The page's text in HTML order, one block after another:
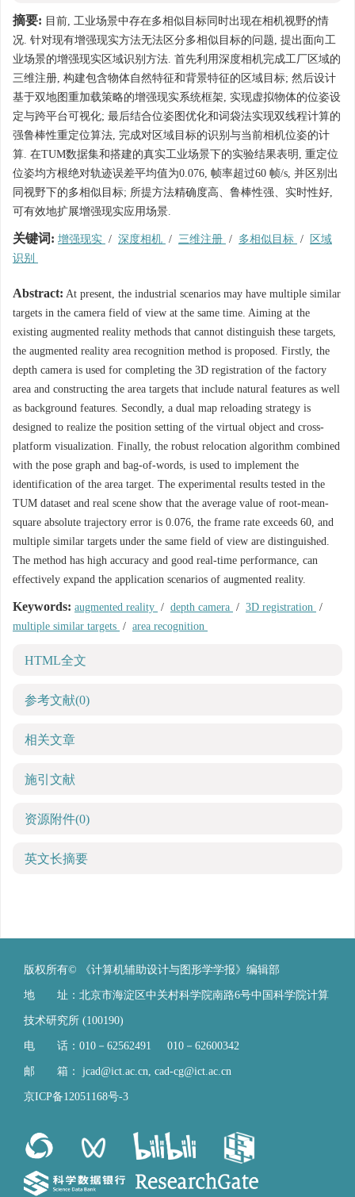
摘要: 目前, 工业场景中存在多相似目标同时出现在相机视野的情
况. 针对现有增强现实方法无法区分多相似目标的问题, 提出面向工
业场景的增强现实区域识别方法. 首先利用深度相机完成工厂区域的
三维注册, 构建包含物体自然特征和背景特征的区域目标; 然后设计
基于双地图重加载策略的增强现实系统框架, 实现虚拟物体的位姿设
定与跨平台可视化; 最后结合位姿图优化和词袋法实现双线程计算的
强鲁棒性重定位算法, 完成对区域目标的识别与当前相机位姿的计
算. 在TUM数据集和搭建的真实工业场景下的实验结果表明, 重定位
位姿均方根绝对轨迹误差平均值为0.076, 帧率超过60 帧/s, 并区别出
同视野下的多相似目标; 所提方法精确度高、鲁棒性强、实时性好,
可有效地扩展增强现实应用场景.
关键词: 增强现实 / 深度相机 / 三维注册 / 多相似目标 /
区域
识别
Abstract: At present, the industrial scenarios may have multiple similar
targets in the camera field of view at the same time. Aiming at the
existing augmented reality methods that cannot distinguish these targets,
the augmented reality area recognition method is proposed. Firstly, the
depth camera is used for completing the 3D registration of the factory
area and constructing the area targets that include natural features as well
as background features. Secondly, a dual map reloading strategy is
designed to realize the position setting of the virtual object and cross-
platform visualization. Finally, the robust relocation algorithm combined
with the pose graph and bag-of-words, is used to implement the
identification of the area target. The experimental results tested in the
TUM dataset and real scene show that the average value of root-mean-
square absolute trajectory error is 0.076, the frame rate exceeds 60, and
multiple similar targets under the same field of view are distinguished.
The method has high accuracy and good real-time performance, can
effectively expand the application scenarios of augmented reality.
Keywords: augmented reality / depth camera / 3D registration /
multiple similar targets / area recognition
HTML全文
参考文献(0)
相关文章
施引文献
资源附件(0)
英文长摘要
版权所有© 《计算机辅助设计与图形学学报》编辑部
地 址：北京市海淀区中关村科学院南路6号中国科学院计算
技术研究所 (100190)
电 话：010－62562491 010－62600342
邮 箱： jcad@ict.ac.cn, cad-cg@ict.ac.cn
京ICP备12051168号-3